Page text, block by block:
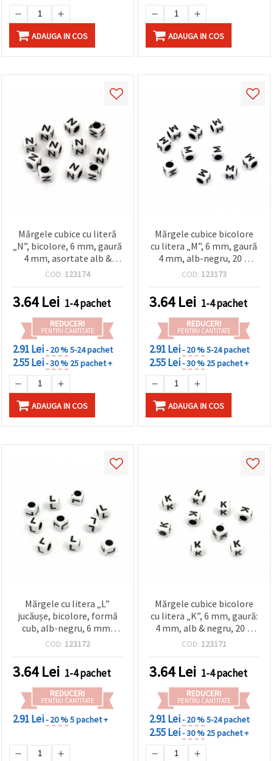
ADAUGA IN COS ADAUGA IN COS
Mărgele cubice cu literă
„N”, bicolore, 6 mm, gaură
4 mm, asortate alb &
negru – 20 g (~95 buc.)
COD: 123174
3.64Lei 1-4 pachet
REDUCERI
PENTRU CANTITATE
2.91 Lei- 20 %5-24 pachet
2.55 Lei- 30 % 25 pachet +
ADAUGA IN COS
Mărgele cubice bicolore
cu litera „M”, 6 mm, gaură
4 mm, alb-negru, 20 g
(~95 buc.)
COD: 123173
3.64Lei 1-4 pachet
REDUCERI
PENTRU CANTITATE
2.91 Lei- 20 %5-24 pachet
2.55 Lei- 30 % 25 pachet +
ADAUGA IN COS
Mărgele cu litera „L”
jucăușe, bicolore, formă
cub, alb-negru, 6 mm,
gaură 4 mm, aprox. 95 buc
copii, bijuterii și proiecte
DIY
COD: 123172
3.64Lei 1-4 pachet
REDUCERI
PENTRU CANTITATE
2.91 Lei- 20 %5 pachet +
Mărgele cubice bicolore
cu litera „K”, 6 mm, gaură:
4 mm, alb & negru, 20 g
(~95 buc.)
COD: 123171
3.64Lei 1-4 pachet
REDUCERI
PENTRU CANTITATE
2.91 Lei- 20 %5-24 pachet
2.55 Lei- 30 % 25 pachet +